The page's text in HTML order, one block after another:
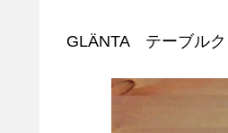
GLÄNTA テーブル